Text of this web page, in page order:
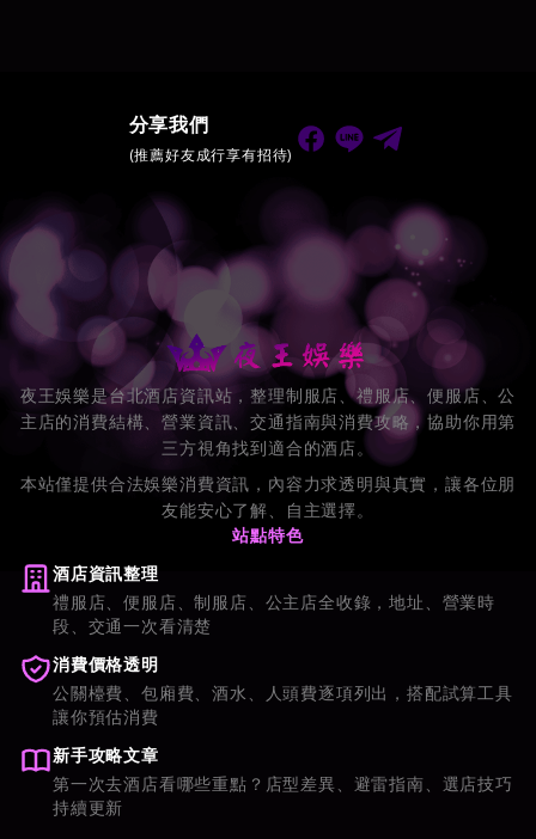
分享我們
(推薦好友成行享有招待)
夜王娛樂是台北酒店資訊站，整理制服店、禮服店、便服店、公
主店的消費結構、營業資訊、交通指南與消費攻略，協助你用第
三方視角找到適合的酒店。
本站僅提供合法娛樂消費資訊，內容力求透明與真實，讓各位朋
友能安心了解、自主選擇。
站點特色
酒店資訊整理
禮服店、便服店、制服店、公主店全收錄，地址、營業時
段、交通一次看清楚
消費價格透明
公關檯費、包廂費、酒水、人頭費逐項列出，搭配試算工具
讓你預估消費
新手攻略文章
第一次去酒店看哪些重點？店型差異、避雷指南、選店技巧
持續更新